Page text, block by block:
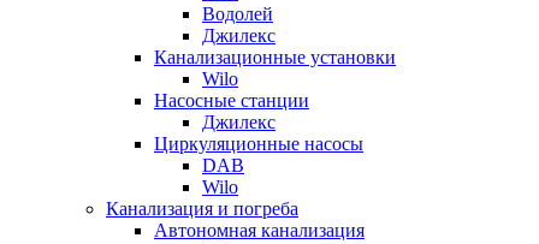
Водолей
Джилекс
Канализационные установки
Wilo
Насосные станции
Джилекс
Циркуляционные насосы
DAB
Wilo
Канализация и погреба
Автономная канализация